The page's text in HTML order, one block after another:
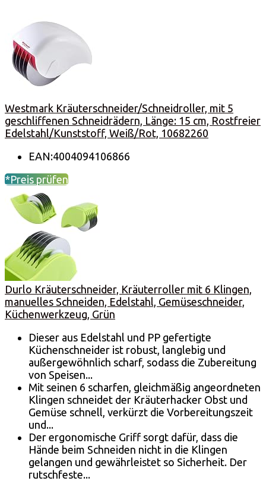
Westmark Kräuterschneider/Schneidroller, mit 5
geschliffenen Schneidrädern, Länge: 15 cm, Rostfreier
Edelstahl/Kunststoff, Weiß/Rot, 10682260
EAN:4004094106866
*Preis prüfen
Durlo Kräuterschneider, Kräuterroller mit 6 Klingen,
manuelles Schneiden, Edelstahl, Gemüseschneider,
Küchenwerkzeug, Grün
Dieser aus Edelstahl und PP gefertigte
Küchenschneider ist robust, langlebig und
außergewöhnlich scharf, sodass die Zubereitung
von Speisen...
Mit seinen 6 scharfen, gleichmäßig angeordneten
Klingen schneidet der Kräuterhacker Obst und
Gemüse schnell, verkürzt die Vorbereitungszeit
und...
Der ergonomische Griff sorgt dafür, dass die
Hände beim Schneiden nicht in die Klingen
gelangen und gewährleistet so Sicherheit. Der
rutschfeste...